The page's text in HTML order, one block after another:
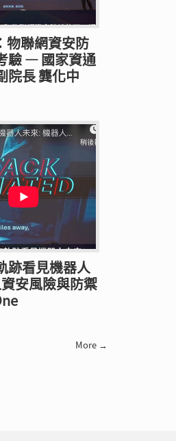
物聯網資安防
驗 — 國家資通
院長 龔化中
跡看見機器人
安風險與防禦
More →